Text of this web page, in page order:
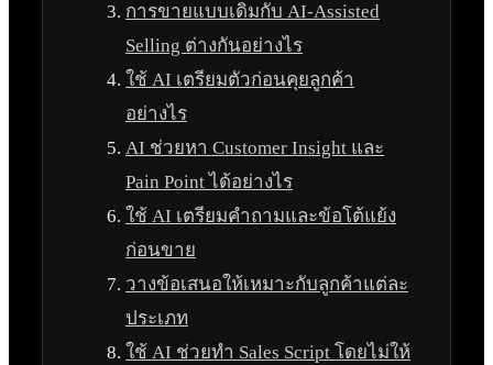
การขายแบบเดิมกับ AI-Assisted
Selling ต่างกันอย่างไร
ใช้ AI เตรียมตัวก่อนคุยลูกค้า
อย่างไร
AI ช่วยหา Customer Insight และ
Pain Point ได้อย่างไร
ใช้ AI เตรียมคำถามและข้อโต้แย้ง
ก่อนขาย
วางข้อเสนอให้เหมาะกับลูกค้าแต่ละ
ประเภท
ใช้ AI ช่วยทำ Sales Script โดยไม่ให้